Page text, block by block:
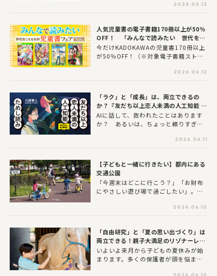
でかけがさらに楽しくなる絵本を年齢
別に編集部が厳選しました。子どもが
2026.06.12
人気児童書の電子書籍170冊以上が50％
OFF！ 「みんなで読みたい 世代をこ
える名作児童書フェア」開催
今だけKADOKAWAの児童書170冊以上
が50％OFF！（※対象電子書籍ストア
しく学べる学習まんがシリーズ、人気
の絵本など児童書がお得に手に入りま
2026年6月25日（木）】
2026.06.12
「ラク」と「成長」は、両立できるの
か？『友だち以上恋人未満の人工知能 言
語学者のAI倫理ノート』ためし読み
AIに話して、救われたことはあります
か？ あるいは、ちょっと頼りすぎて
向き合う中で経験した「依存」と「気
づき」をもとに生まれた物語です。便
るAI。私たちはAIとどんな距離で付き
合えば良いのでしょうか。正解のない
問いを、登場人物たちの会話を通し
て、読者のみなさんと一緒に考えてい
未満の人工知能 言語学者のAI倫理ノー
です。
2026.06.11
【子どもと一緒に行きたい】都内にある
交通公園
「今週末はどこに行こう？」「お財布
にやさしい遊び場で過ごしたい」。そ
びながら交通ルールを学べる「交通公
園」です。信号機や横断歩道がリアル
カートなどの乗りものを無料またはリ
ーズナブルに楽しめます。本格的な交
通シミュレーションができる公園か
ら、遊具が充実した公園まで、都内に
2026.06.10
「自由研究」と「夏の思い出づくり」は
両立できる！親子大満足のリゾナーレ八
ヶ岳夏休みプログラム
いよいよ来月から子どもの夏休みが始
まります。多くの保護者が頭を悩ませ
2026.06.10